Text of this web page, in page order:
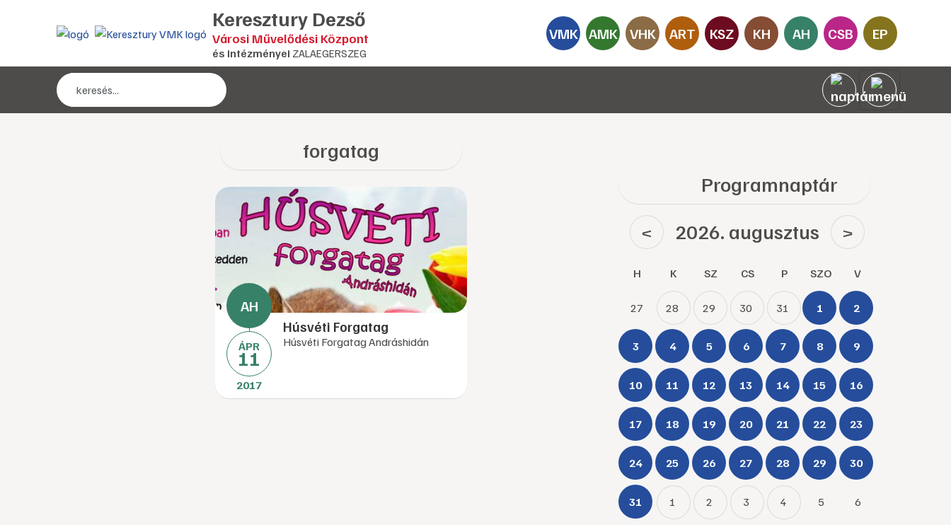
Keresztury Dezső
Városi Művelődési Központ
és intézményei ZALAEGERSZEG
VMK AMK VHK ART KSZ KH AH CSB EP
forgatag
ÁPR
11
2017
Húsvéti Forgatag
Húsvéti Forgatag Andráshidán
Programnaptár
< 2026. augusztus >
H K SZ CS P SZO V
27 28 29 30 31 1 2
3 4 5 6 7 8 9
10 11 12 13 14 15 16
17 18 19 20 21 22 23
24 25 26 27 28 29 30
31 1 2 3 4 5 6